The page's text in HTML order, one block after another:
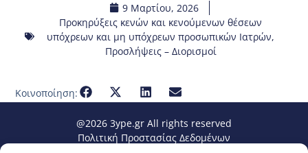
9 Μαρτίου, 2026
Προκηρύξεις κενών και κενούμενων θέσεων
υπόχρεων και μη υπόχρεων προσωπικών Ιατρών,
Προσλήψεις – Διορισμοί
Κοινοποίηση:
@2026 3ype.gr All rights reserved
Πολιτική Προστασίας Δεδομένων